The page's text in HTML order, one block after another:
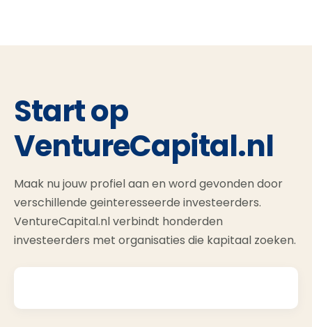
Start op
VentureCapital.nl
Maak nu jouw profiel aan en word gevonden door
verschillende geinteresseerde investeerders.
VentureCapital.nl verbindt honderden
investeerders met organisaties die kapitaal zoeken.